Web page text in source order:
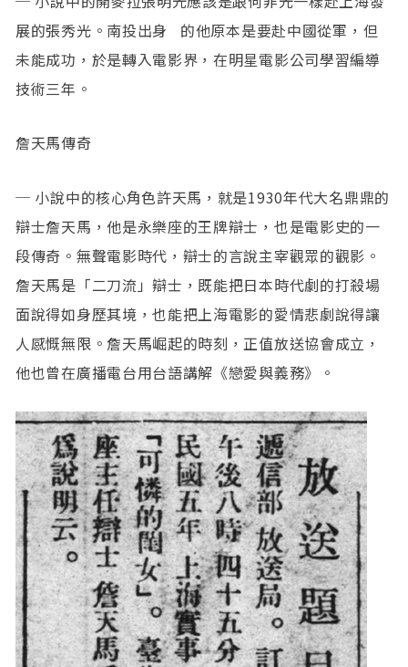
展的張秀光。南投出身 的他原本是要赴中國從軍，但
未能成功，於是轉入電影界，在明星電影公司學習編導
技術三年。
詹天馬傳奇
─ 小說中的核心角色許天馬，就是1930年代大名鼎鼎的
辯士詹天馬，他是永樂座的王牌辯士，也是電影史的一
段傳奇。無聲電影時代，辯士的言說主宰觀眾的觀影。
詹天馬是「二刀流」辯士，既能把日本時代劇的打殺場
面說得如身歷其境，也能把上海電影的愛情悲劇說得讓
人感慨無限。詹天馬崛起的時刻，正值放送協會成立，
他也曾在廣播電台用台語講解《戀愛與義務》。